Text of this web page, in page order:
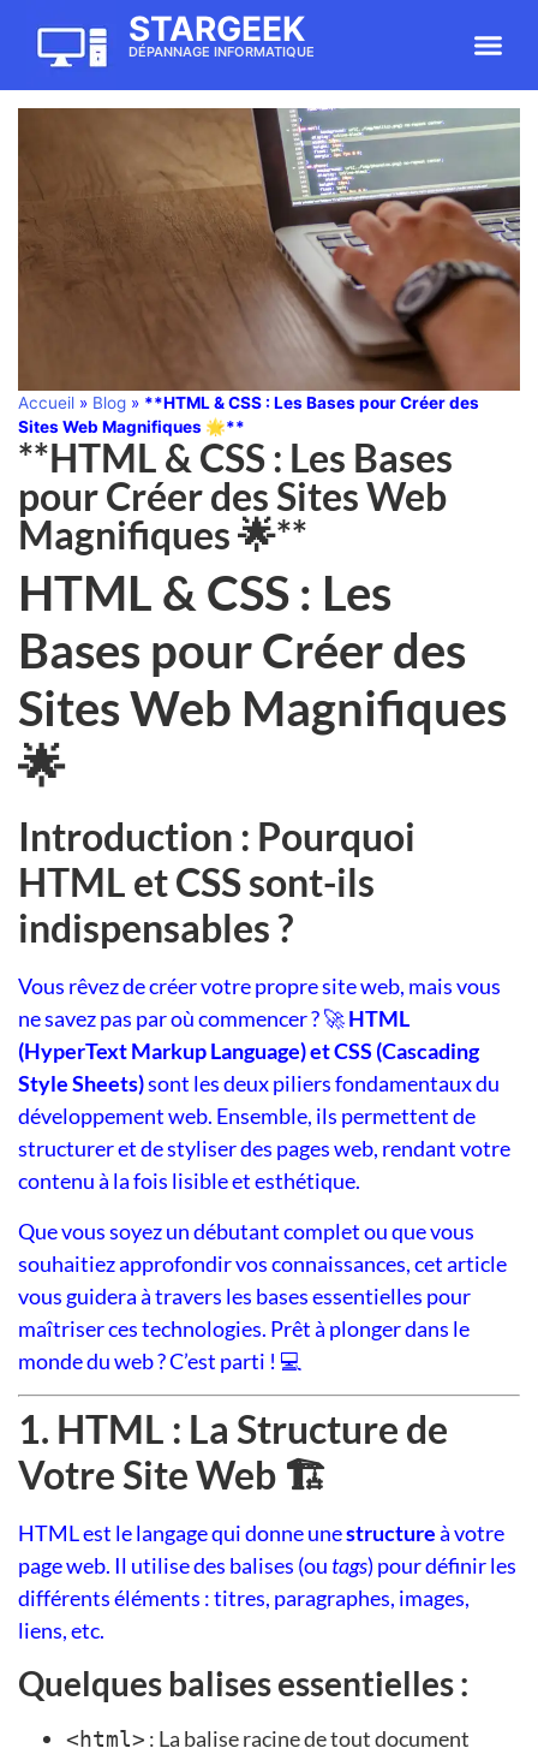
STARGEEK
DÉPANNAGE INFORMATIQUE
Accueil » Blog » **HTML & CSS : Les Bases pour Créer des
Sites Web Magnifiques 🌟**
**HTML & CSS : Les Bases
pour Créer des Sites Web
Magnifiques 🌟**
HTML & CSS : Les
Bases pour Créer des
Sites Web Magnifiques
🌟
Introduction : Pourquoi
HTML et CSS sont-ils
indispensables ?
Vous rêvez de créer votre propre site web, mais vous
ne savez pas par où commencer ? 🚀HTML
(HyperText Markup Language) et CSS (Cascading
Style Sheets)sont les deux piliers fondamentaux du
développement web. Ensemble, ils permettent de
structurer et de styliser des pages web, rendant votre
contenu à la fois lisible et esthétique.
Que vous soyez un débutant complet ou que vous
souhaitiez approfondir vos connaissances, cet article
vous guidera à travers les bases essentielles pour
maîtriser ces technologies. Prêt à plonger dans le
monde du web ? C’est parti ! 💻
1. HTML : La Structure de
Votre Site Web 🏗️
HTML est le langage qui donne unestructureà votre
page web. Il utilise des balises (ou tags) pour définir les
différents éléments : titres, paragraphes, images,
liens, etc.
Quelques balises essentielles :
<html> : La balise racine de tout document